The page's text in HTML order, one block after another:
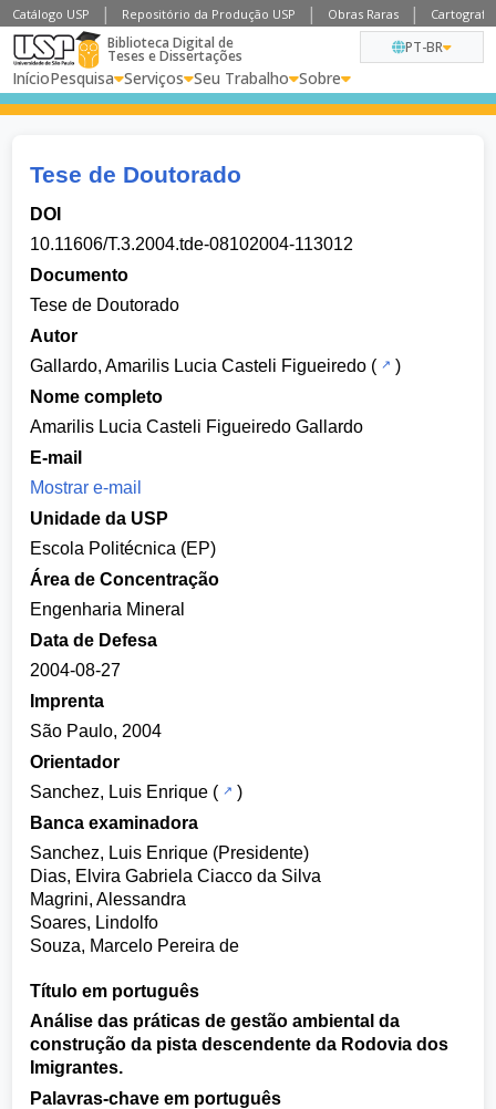
Catálogo USP Repositório da Produção USP Obras Raras
Biblioteca Digital de
Teses e Dissertações
InícioPesquisa Serviços Seu Trabalho Sobre
PT-BR
Tese de Doutorado
DOI
10.11606/T.3.2004.tde-08102004-113012
Documento
Tese de Doutorado
Autor
Gallardo, Amarilis Lucia Casteli Figueiredo (
)
Nome completo
Amarilis Lucia Casteli Figueiredo Gallardo
E-mail
Mostrar e-mail
Unidade da USP
Escola Politécnica (EP)
Área de Concentração
Engenharia Mineral
Data de Defesa
2004-08-27
Imprenta
São Paulo, 2004
Orientador
Sanchez, Luis Enrique (
)
Banca examinadora
Sanchez, Luis Enrique (Presidente)
Dias, Elvira Gabriela Ciacco da Silva
Magrini, Alessandra
Soares, Lindolfo
Souza, Marcelo Pereira de
Título em português
Análise das práticas de gestão ambiental da
construção da pista descendente da Rodovia dos
Imigrantes.
Palavras-chave em português